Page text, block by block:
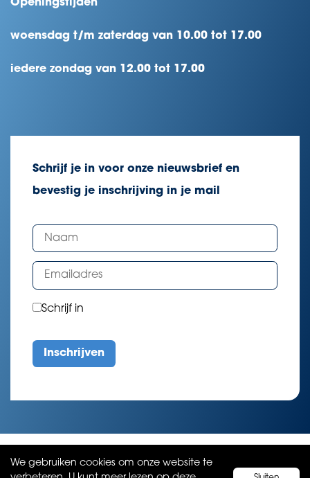
Openingstijden
woensdag t/m zaterdag van 10.00 tot 17.00
iedere zondag van 12.00 tot 17.00
Schrijf je in voor onze nieuwsbrief en
bevestig je inschrijving in je mail
Schrijf in
We gebruiken cookies om onze website te